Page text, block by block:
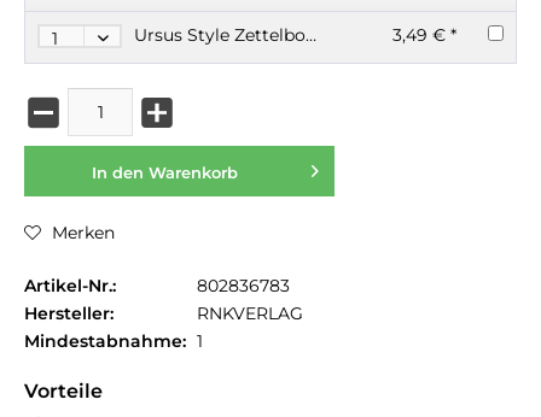
Ursus Style Zettelboxnachfüllung weiß 700 Blatt 9 x 9 x 9 cm 3,49 € *
In den Warenkorb
Merken
Artikel-Nr.:
802836783
Hersteller:
RNKVERLAG
Mindestabnahme: 1
Vorteile